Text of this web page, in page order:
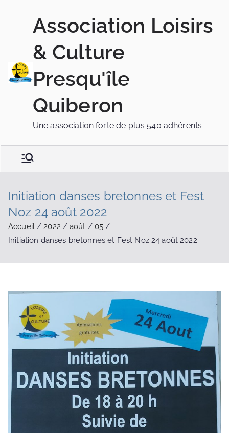
Association Loisirs
& Culture
Presqu'île
Quiberon
Une association forte de plus 540 adhérents
Initiation danses bretonnes et Fest
Noz 24 août 2022
Accueil 2022 août
05
Initiation danses bretonnes et Fest Noz 24 août 2022